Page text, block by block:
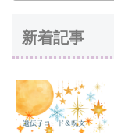
新着記事